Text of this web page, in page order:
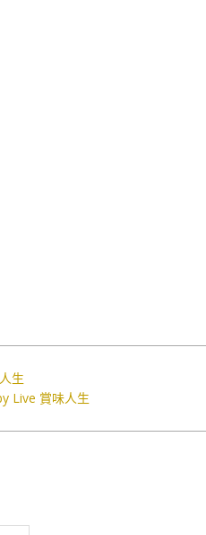
生
Live 賞味人生